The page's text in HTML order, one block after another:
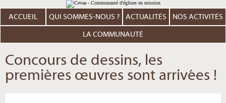
au
contenu.
Aller
personnels
ACCUEIL QUI SOMMES-NOUS ? ACTUALITÉS NOS ACTIVITÉS
LA COMMUNAUTÉ
Concours de dessins, les
premières œuvres sont arrivées !